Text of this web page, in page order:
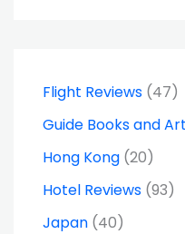
Flight Reviews (47)
Guide Books and
Hong Kong (20)
Hotel Reviews (93)
Japan (40)